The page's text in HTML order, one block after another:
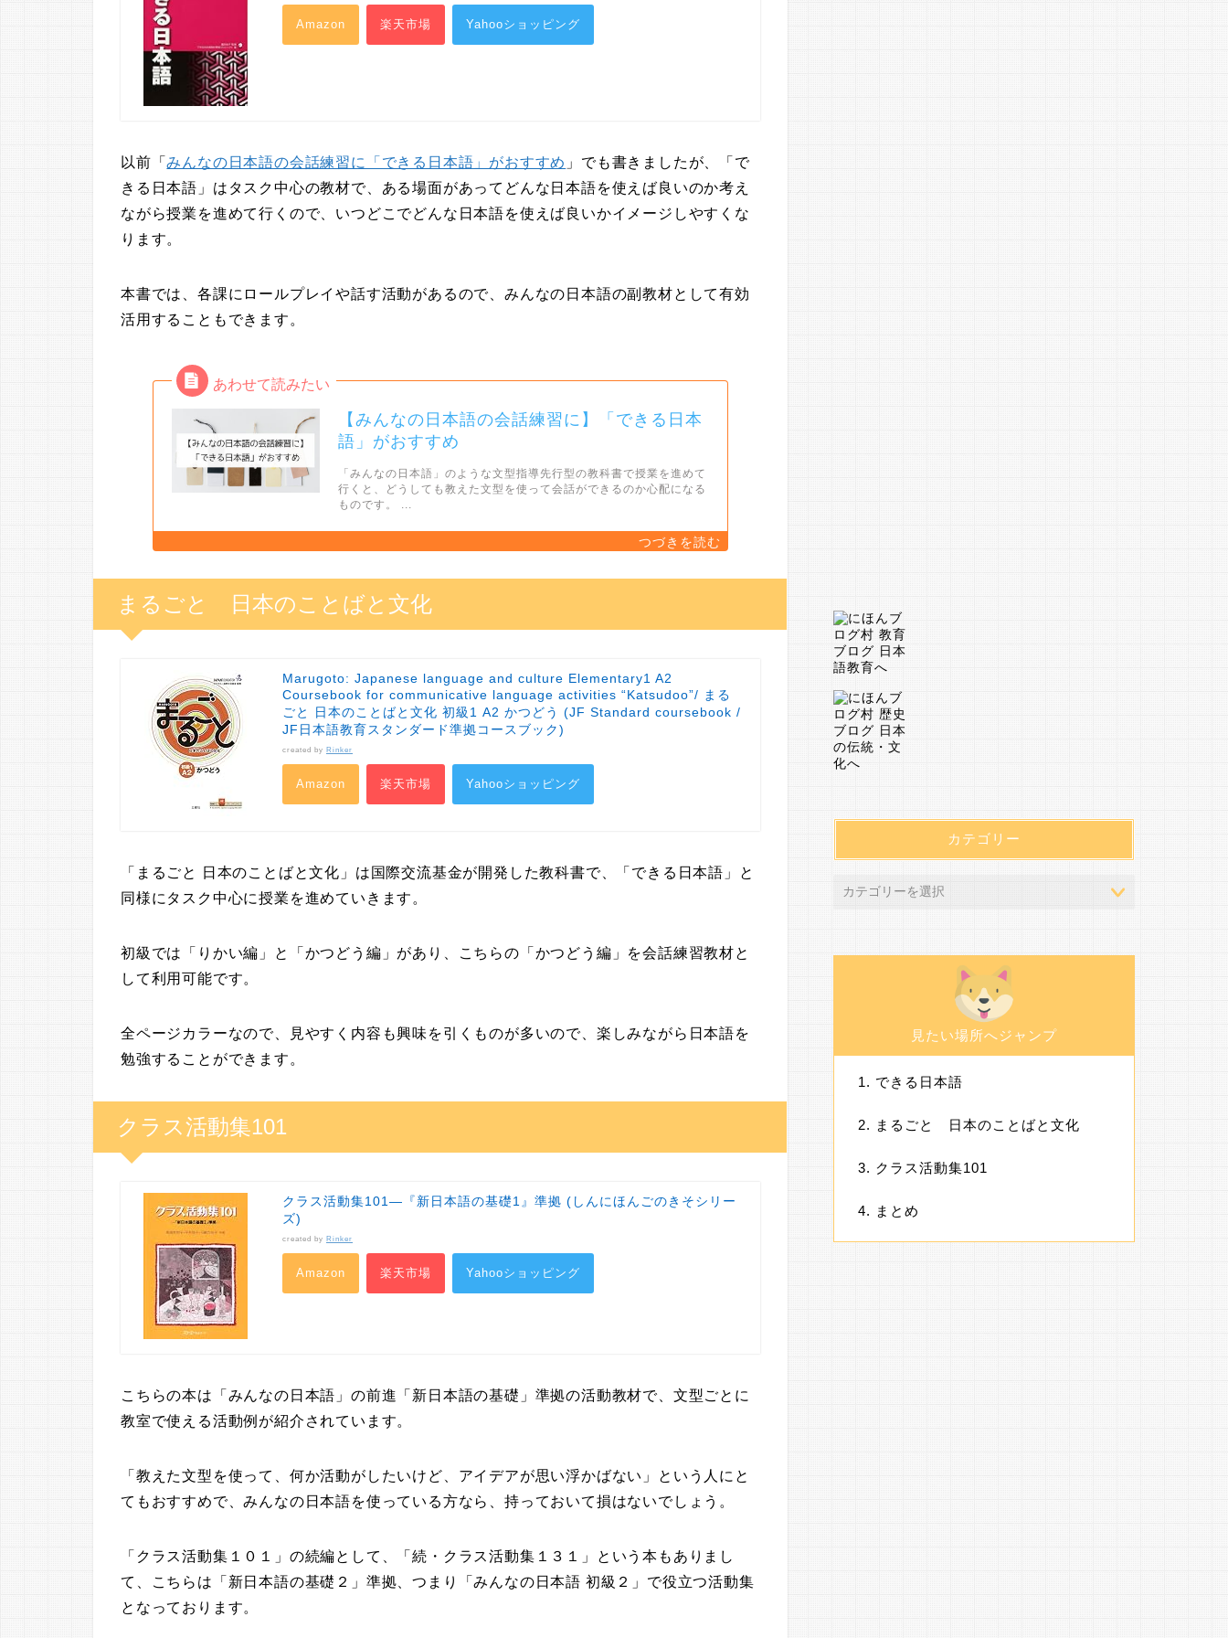
Amazon 楽天市場 Yahooショッピング
以前「みんなの日本語の会話練習に「できる日本語」がおすすめ 」でも書きましたが、「で
きる日本語」はタスク中心の教材で、ある場面があってどんな日本語を使えば良いのか考え
ながら授業を進めて行くので、いつどこでどんな日本語を使えば良いかイメージしやすくな
ります。
本書では、各課にロールプレイや話す活動があるので、みんなの日本語の副教材として有効
活用することもできます。
【みんなの日本語の会話練習に】「できる日本
語」がおすすめ
「みんなの日本語」のような文型指導先行型の教科書で授業を進めて
行くと、どうしても教えた文型を使って会話ができるのか心配になる
ものです。 ...
まるごと 日本のことばと文化
Marugoto: Japanese language and culture Elementary1 A2
Coursebook for communicative language activities “Katsudoo”/ まる
ごと 日本のことばと文化 初級1 A2 かつどう (JF Standard coursebook /
JF日本語教育スタンダード準拠コースブック)
created by Rinker
Amazon 楽天市場 Yahooショッピング
「まるごと 日本のことばと文化」は国際交流基金が開発した教科書で、「できる日本語」と
同様にタスク中心に授業を進めていきます。
初級では「りかい編」と「かつどう編」があり、こちらの「かつどう編」を会話練習教材と
して利用可能です。
全ページカラーなので、見やすく内容も興味を引くものが多いので、楽しみながら日本語を
勉強することができます。
クラス活動集101
クラス活動集101―『新日本語の基礎1』準拠 (しんにほんごのきそシリー
ズ)
created by Rinker
Amazon 楽天市場 Yahooショッピング
こちらの本は「みんなの日本語」の前進「新日本語の基礎」準拠の活動教材で、文型ごとに
教室で使える活動例が紹介されています。
「教えた文型を使って、何か活動がしたいけど、アイデアが思い浮かばない」という人にと
てもおすすめで、みんなの日本語を使っている方なら、持っておいて損はないでしょう。
「クラス活動集１０１」の続編として、「続・クラス活動集１３１」という本もありまし
て、こちらは「新日本語の基礎２」準拠、つまり「みんなの日本語 初級２」で役立つ活動集
となっております。
カテゴリー
見たい場所へジャンプ
できる日本語
まるごと 日本のことばと文化
クラス活動集101
まとめ